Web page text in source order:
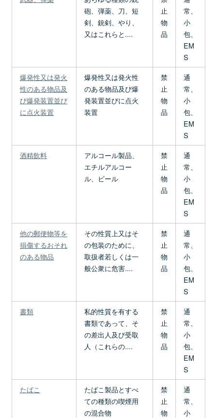
砲、弾薬、刀、短
剣、銃剣、やり、
又はこれらと....
止
物
品
常、
小
包、
EM
S
爆発性又は発火
性のある物品及
び爆発装置並び
に点火装置
爆発性又は発火性
のある物品及び爆
発装置並びに点火
装置
禁
止
物
品
通
常、
小
包、
EM
S
酒精飲料
アルコール製品、
エチルアルコー
ル、ビール
禁
止
物
品
通
常、
小
包、
EM
S
他の郵便物等を
損傷するおそれ
のある物品
その性質上又はそ
の包装のために、
取扱者若しくは一
般公衆に危害....
禁
止
物
品
通
常、
小
包、
EM
S
書類
私的性質を有する
書類であって、そ
の差出人及び受取
人（これらの....
禁
止
物
品
通
常、
小
包、
EM
S
たばこ
たばこ製品とすべ
ての種類の喫煙用
の混合物
禁
止
物
通
常、
小